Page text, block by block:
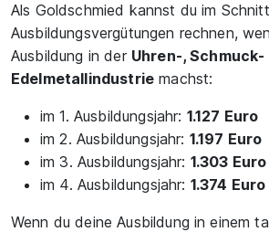
Als Goldschmied kannst du im
Ausbildungsvergütungen rechnen,
Ausbildung in der Uhren-, Schmuck-
Edelmetallindustrie machst:
im 1. Ausbildungsjahr: 1.127 Euro
im 2. Ausbildungsjahr: 1.197 Euro
im 3. Ausbildungsjahr: 1.303 Euro
im 4. Ausbildungsjahr: 1.374 Euro
Wenn du deine Ausbildung in einem